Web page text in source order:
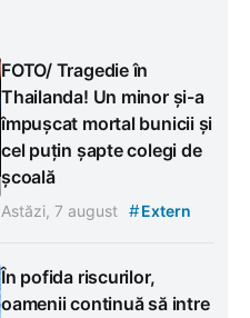
FOTO/ Tragedie în
Thailanda! Un minor și-a
împușcat mortal bunicii și
cel puțin șapte colegi de
școală
Astăzi, 7 august #Extern
În pofida riscurilor,
oamenii continuă să intre